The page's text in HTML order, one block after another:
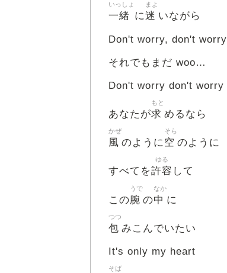
一緒
いっしょ
に迷
まよ
いながら
Don't worry, don't worry
それでもまだ woo…
Don't worry don't worry
あなたが求
もと
めるなら
風
かぜ
のように空
そら
のように
すべてを許容
ゆる
して
この腕
うで
の中
なか
に
包
つつ
みこんでいたい
It's only my heart
そば